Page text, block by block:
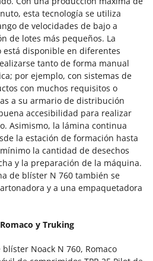
esta tecnología se utiliza
de velocidades de bajo a
de lotes más pequeños. La
disponible en diferentes
tanto de forma manual
por ejemplo, con sistemas de
con muchos requisitos o
a su armario de distribución
accesibilidad para realizar
Asimismo, la lámina continua
la estación de formación hasta
la cantidad de desechos
y la preparación de la máquina.
de blíster N 760 también se
y a una empaquetadora
y Truking
Noack N 760, Romaco